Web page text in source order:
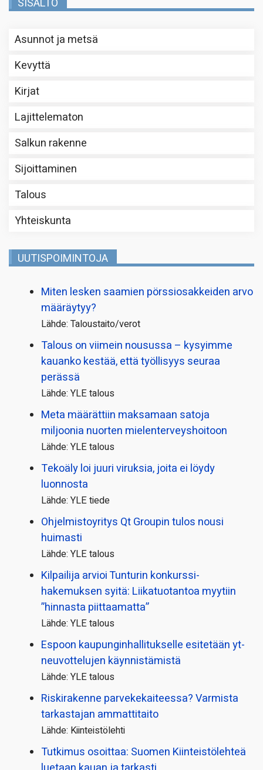
SISÄLTÖ
Asunnot ja metsä
Kevyttä
Kirjat
Lajittelematon
Salkun rakenne
Sijoittaminen
Talous
Yhteiskunta
UUTISPOIMINTOJA
Miten lesken saamien pörssi­osakkeiden arvo
määräytyy?
Lähde: Taloustaito/verot
Talous on viimein nousussa – kysyimme
kauanko kestää, että työllisyys seuraa
perässä
Lähde: YLE talous
Meta määrättiin maksamaan satoja
miljoonia nuorten mielenterveyshoitoon
Lähde: YLE talous
Tekoäly loi juuri viruksia, joita ei löydy
luonnosta
Lähde: YLE tiede
Ohjelmistoyritys Qt Groupin tulos nousi
huimasti
Lähde: YLE talous
Kilpailija arvioi Tunturin konkurssi­
hakemuksen syitä: Liikatuotantoa myytiin
”hinnasta piittaamatta”
Lähde: YLE talous
Espoon kaupungin­hallitukselle esitetään yt-
neuvottelujen käynnistämistä
Lähde: YLE talous
Riskirakenne parvekekaiteessa? Varmista
tarkastajan ammattitaito
Lähde: Kiinteistölehti
Tutkimus osoittaa: Suomen Kiinteistölehteä